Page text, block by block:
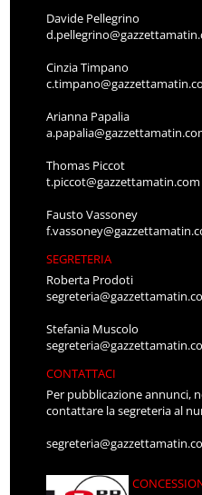
Davide Pellegrino
Cinzia Timpano
Arianna Papalia
Thomas Piccot
t.piccot@gazzettamatin.com
Fausto Vassoney
SEGRETERIA
Roberta Prodoti
Stefania Muscolo
CONTATTACI
Per pubblicazione annunci,
contattare la segreteria al